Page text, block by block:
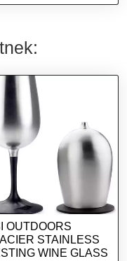
OUTDOORS
STAINLESS
WINE GLASS